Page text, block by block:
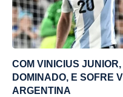
COM VINICIUS
DOMINADO, E SOFRE
ARGENTINA